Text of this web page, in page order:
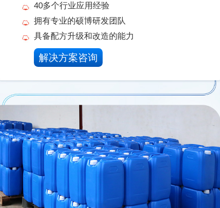
40多个行业应用经验
拥有专业的硕博研发团队
具备配方升级和改造的能力
解决方案咨询